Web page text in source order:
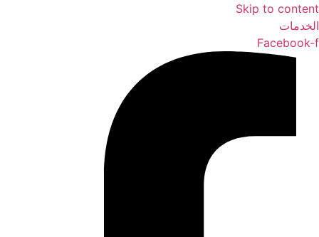
Skip to content
الخدمات
Facebook-f